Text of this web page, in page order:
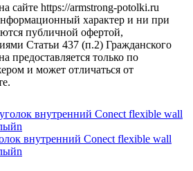
сайте https://armstrong-potolki.ru
характер и ни при
публичной офертой,
Статьи 437 (п.2) Гражданского
предоставляется только по
и может отличаться от
внутренний Conect flexible wall